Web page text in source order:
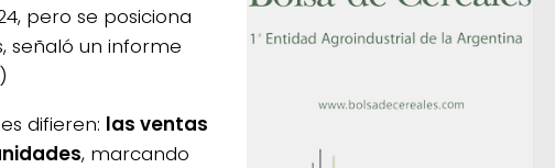
pero se posiciona
señaló un informe
difieren: las ventas
, marcando